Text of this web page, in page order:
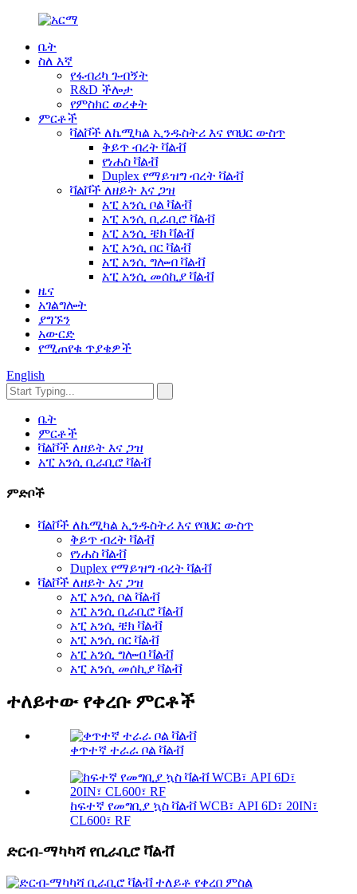
ቤት
ስለ እኛ
የፋብሪካ ጉብኝት
R&D ችሎታ
የምስክር ወረቀት
ምርቶች
ቫልቮች ለኬሚካል ኢንዱስትሪ እና የባህር ውስጥ
ቅይጥ ብረት ቫልቭ
የነሐስ ቫልቭ
Duplex የማይዝግ ብረት ቫልቭ
ቫልቮች ለዘይት እና ጋዝ
አፒ አንሲ ቦል ቫልቭ
አፒ አንሲ ቢራቢሮ ቫልቭ
አፒ አንሲ ቼክ ቫልቭ
አፒ አንሲ በር ቫልቭ
አፒ አንሲ ግሎብ ቫልቭ
አፒ አንሲ መሰኪያ ቫልቭ
ዜና
አገልግሎት
ያግኙን
አውርድ
የሚጠየቁ ጥያቄዎች
English
ቤት
ምርቶች
ቫልቮች ለዘይት እና ጋዝ
አፒ አንሲ ቢራቢሮ ቫልቭ
ምድቦች
ቫልቮች ለኬሚካል ኢንዱስትሪ እና የባህር ውስጥ
ቅይጥ ብረት ቫልቭ
የነሐስ ቫልቭ
Duplex የማይዝግ ብረት ቫልቭ
ቫልቮች ለዘይት እና ጋዝ
አፒ አንሲ ቦል ቫልቭ
አፒ አንሲ ቢራቢሮ ቫልቭ
አፒ አንሲ ቼክ ቫልቭ
አፒ አንሲ በር ቫልቭ
አፒ አንሲ ግሎብ ቫልቭ
አፒ አንሲ መሰኪያ ቫልቭ
ተለይተው የቀረቡ ምርቶች
ቀጥተኛ ተራራ ቦል ቫልቭ
ከፍተኛ የመግቢያ ኳስ ቫልቭ WCB፣ API 6D፣ 20IN፣
CL600፣ RF
ድርብ-ማካካሻ የቢራቢሮ ቫልቭ